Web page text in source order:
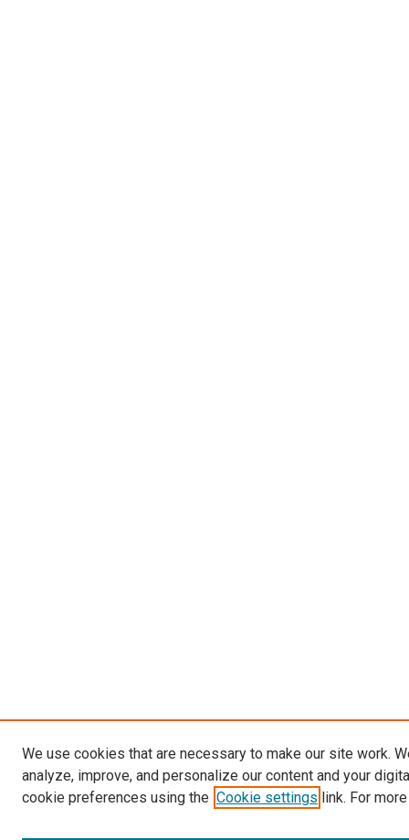
We use cookies that are necessary to make our site work.
analyze, improve, and personalize our content and your
cookie preferences using the Cookie settings link. For